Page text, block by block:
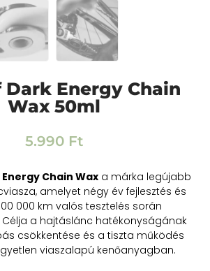
Dark Energy Chain
Wax 50ml
5.990 Ft
Chain Waxa márka legújabb
amelyet négy év fejlesztés és
000 km valós tesztelés során
a hajtáslánc hatékonyságának
csökkentése és a tiszta működés
viaszalapú kenőanyagban.